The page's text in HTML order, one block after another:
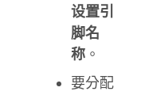
设置引
脚名
称 。
要分配